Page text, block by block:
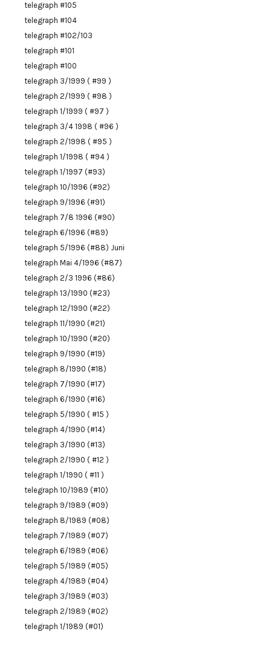
telegraph #105
telegraph #104
telegraph #102/103
telegraph #101
telegraph #100
telegraph 3/1999 ( #99 )
telegraph 2/1999 ( #98 )
telegraph 1/1999 ( #97 )
telegraph 3/4 1998 ( #96 )
telegraph 2/1998 ( #95 )
telegraph 1/1998 ( #94 )
telegraph 1/1997 (#93)
telegraph 10/1996 (#92)
telegraph 9/1996 (#91)
telegraph 7/8 1996 (#90)
telegraph 6/1996 (#89)
telegraph 5/1996 (#88) Juni
telegraph Mai 4/1996 (#87)
telegraph 2/3 1996 (#86)
telegraph 13/1990 (#23)
telegraph 12/1990 (#22)
telegraph 11/1990 (#21)
telegraph 10/1990 (#20)
telegraph 9/1990 (#19)
telegraph 8/1990 (#18)
telegraph 7/1990 (#17)
telegraph 6/1990 (#16)
telegraph 5/1990 ( #15 )
telegraph 4/1990 (#14)
telegraph 3/1990 (#13)
telegraph 2/1990 ( #12 )
telegraph 1/1990 ( #11 )
telegraph 10/1989 (#10)
telegraph 9/1989 (#09)
telegraph 8/1989 (#08)
telegraph 7/1989 (#07)
telegraph 6/1989 (#06)
telegraph 5/1989 (#05)
telegraph 4/1989 (#04)
telegraph 3/1989 (#03)
telegraph 2/1989 (#02)
telegraph 1/1989 (#01)